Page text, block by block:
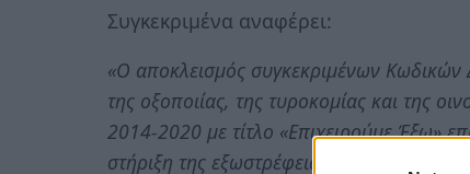
Συγκεκριμένα αναφέρει:
«Ο αποκλεισμός συγκεκριμένων
της οξοποιίας, της τυροκομίας και της
2014-2020 με τίτλο «Επιχειρούμε Έξω»
στήριξη της εξωστρέφειας αυτών των